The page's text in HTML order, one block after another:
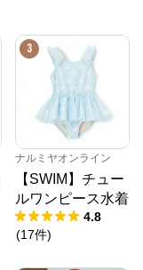
3
ナルミヤオンライン
【SWIM】チュー
ルワンピース水着
4.8
(17件)